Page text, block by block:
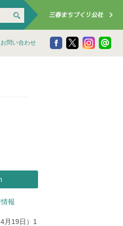
お問い合わせ
報
月19日）1